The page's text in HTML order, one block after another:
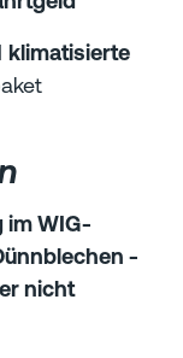
klimatisierte
im WIG-
-
nicht